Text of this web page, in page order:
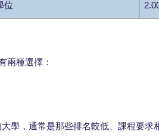
位
兩種選擇：
學，通常是那些排名較低、課程要求